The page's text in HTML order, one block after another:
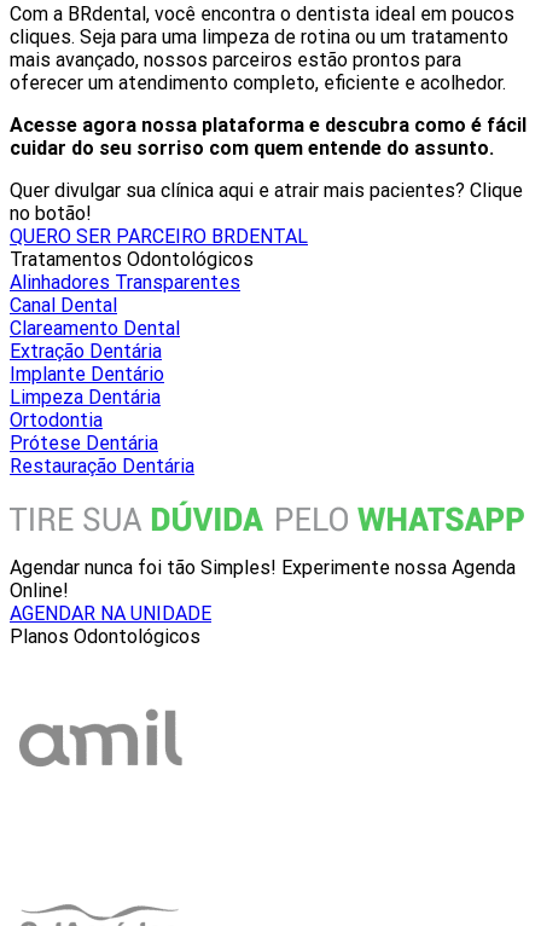
Com a BRdental, você encontra o dentista ideal em poucos
cliques. Seja para uma limpeza de rotina ou um tratamento
mais avançado, nossos parceiros estão prontos para
oferecer um atendimento completo, eficiente e acolhedor.
Acesse agora nossa plataforma e descubra como é fácil
cuidar do seu sorriso com quem entende do assunto.
Quer divulgar sua clínica aqui e atrair mais pacientes? Clique
no botão!
QUERO SER PARCEIRO BRDENTAL
Tratamentos Odontológicos
Alinhadores Transparentes
Canal Dental
Clareamento Dental
Extração Dentária
Implante Dentário
Limpeza Dentária
Ortodontia
Prótese Dentária
Restauração Dentária
Agendar nunca foi tão Simples! Experimente nossa Agenda
Online!
AGENDAR NA UNIDADE
Planos Odontológicos